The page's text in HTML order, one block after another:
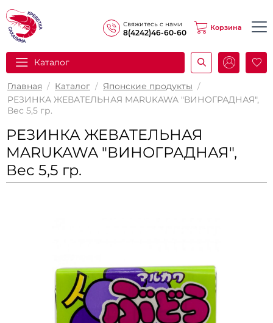
Свяжитесь с нами
8(4242)46-60-60
Корзина
Каталог
Главная / Каталог / Японские продукты /
РЕЗИНКА ЖЕВАТЕЛЬНАЯ MARUKAWA "ВИНОГРАДНАЯ",
Вес 5,5 гр.
РЕЗИНКА ЖЕВАТЕЛЬНАЯ
MARUKAWA "ВИНОГРАДНАЯ",
Вес 5,5 гр.